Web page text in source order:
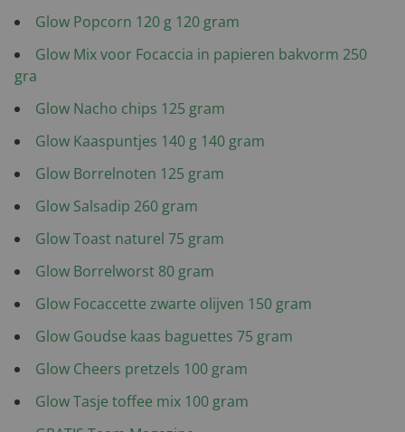
Glow Popcorn 120 g 120 gram
Glow Mix voor Focaccia in papieren bakvorm 250
gra
Glow Nacho chips 125 gram
Glow Kaaspuntjes 140 g 140 gram
Glow Borrelnoten 125 gram
Glow Salsadip 260 gram
Glow Toast naturel 75 gram
Glow Borrelworst 80 gram
Glow Focaccette zwarte olijven 150 gram
Glow Goudse kaas baguettes 75 gram
Glow Cheers pretzels 100 gram
Glow Tasje toffee mix 100 gram